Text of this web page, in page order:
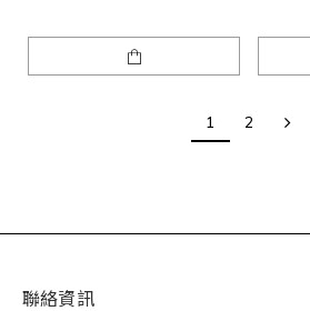
1 2
聯絡資訊